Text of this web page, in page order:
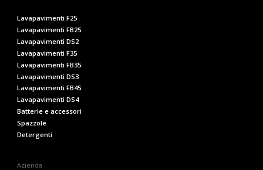
Lavapavimenti F25
Lavapavimenti FB25
Lavapavimenti DS2
Lavapavimenti F35
Lavapavimenti FB35
Lavapavimenti DS3
Lavapavimenti FB45
Lavapavimenti DS4
Batterie e accessori
Spazzole
Detergenti
Azienda